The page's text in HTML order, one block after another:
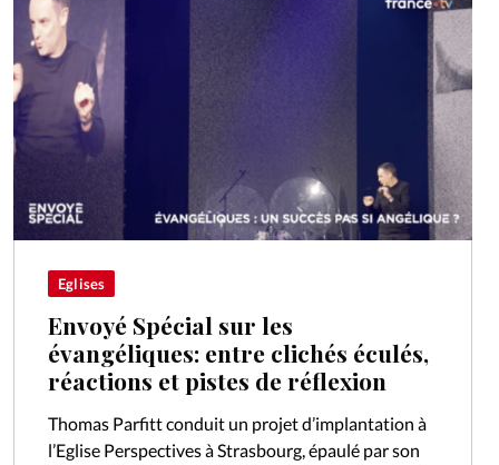
Eglises
Envoyé Spécial sur les
évangéliques: entre clichés éculés,
réactions et pistes de réflexion
Thomas Parfitt conduit un projet d’implantation à
l’Eglise Perspectives à Strasbourg, épaulé par son